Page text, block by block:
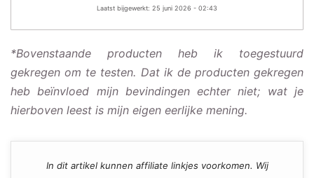
Laatst bijgewerkt: 25 juni 2026 - 02:43
*Bovenstaande producten heb ik toegestuurd
gekregen om te testen. Dat ik de producten gekregen
heb beïnvloed mijn bevindingen echter niet; wat je
hierboven leest is mijn eigen eerlijke mening.
In dit artikel kunnen affiliate linkjes voorkomen. Wij